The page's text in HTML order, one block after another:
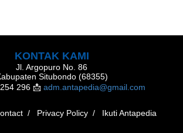
KONTAK KAMI
Jl. Argopuro No. 86
Situbondo (68355)
296 📩 adm.antapedia@gmail.com
Privacy Policy Ikuti Antapedia